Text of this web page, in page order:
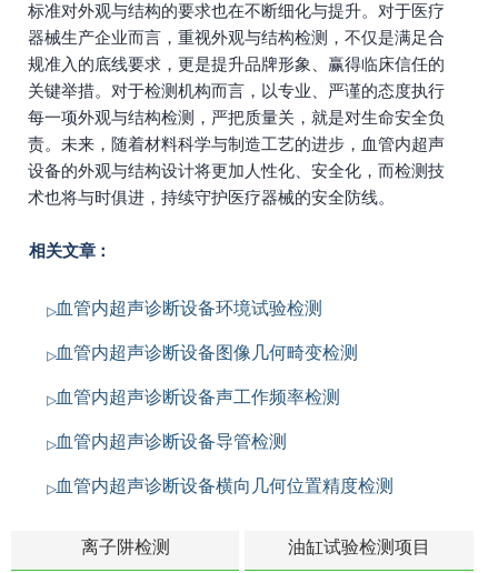
标准对外观与结构的要求也在不断细化与提升。对于医疗
器械生产企业而言，重视外观与结构检测，不仅是满足合
规准入的底线要求，更是提升品牌形象、赢得临床信任的
关键举措。对于检测机构而言，以专业、严谨的态度执行
每一项外观与结构检测，严把质量关，就是对生命安全负
责。未来，随着材料科学与制造工艺的进步，血管内超声
设备的外观与结构设计将更加人性化、安全化，而检测技
术也将与时俱进，持续守护医疗器械的安全防线。
相关文章：
血管内超声诊断设备环境试验检测
血管内超声诊断设备图像几何畸变检测
血管内超声诊断设备声工作频率检测
血管内超声诊断设备导管检测
血管内超声诊断设备横向几何位置精度检测
离子阱检测 油缸试验检测项目